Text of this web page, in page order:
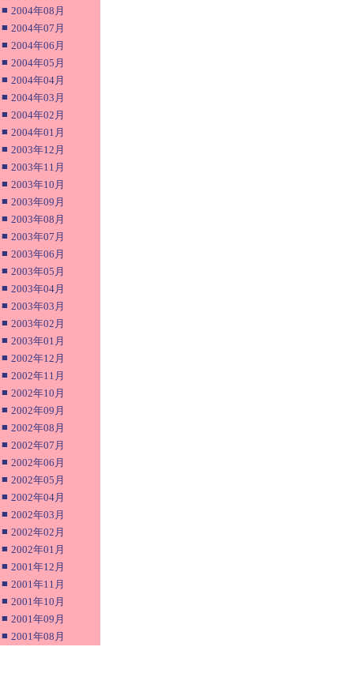
■ 2004年08月
■ 2004年07月
■ 2004年06月
■ 2004年05月
■ 2004年04月
■ 2004年03月
■ 2004年02月
■ 2004年01月
■ 2003年12月
■ 2003年11月
■ 2003年10月
■ 2003年09月
■ 2003年08月
■ 2003年07月
■ 2003年06月
■ 2003年05月
■ 2003年04月
■ 2003年03月
■ 2003年02月
■ 2003年01月
■ 2002年12月
■ 2002年11月
■ 2002年10月
■ 2002年09月
■ 2002年08月
■ 2002年07月
■ 2002年06月
■ 2002年05月
■ 2002年04月
■ 2002年03月
■ 2002年02月
■ 2002年01月
■ 2001年12月
■ 2001年11月
■ 2001年10月
■ 2001年09月
■ 2001年08月